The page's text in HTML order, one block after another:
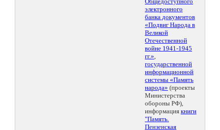
электронного
банка документов
«Подвиг Народа в
Великой
Отечественной
войне 1941-1945
гг.»,
государственной
информационной
системы «Память
народа» (проекты
Министерства
обороны РФ),
информация книги
"Память.
Пензенская